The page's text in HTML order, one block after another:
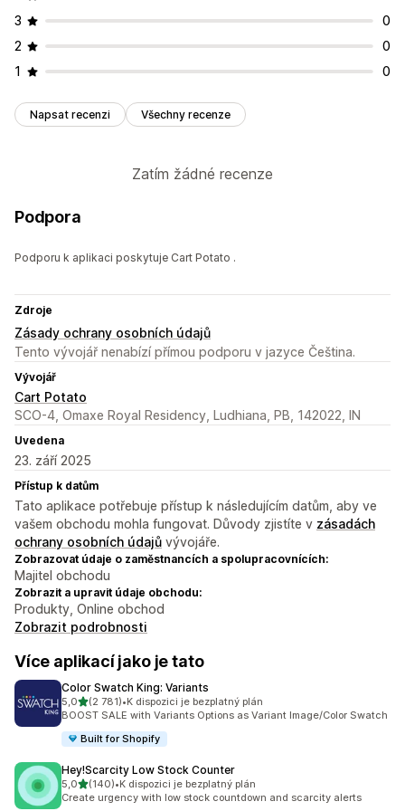
3
0
2
0
1
0
Napsat recenzi Všechny recenze
Zatím žádné recenze
Podpora
Podporu k aplikaci poskytuje Cart Potato .
Zdroje
Zásady ochrany osobních údajů
Tento vývojář nenabízí přímou podporu v jazyce Čeština.
Vývojář
Cart Potato
SCO-4, Omaxe Royal Residency, Ludhiana, PB, 142022, IN
Uvedena
23. září 2025
Přístup k datům
Tato aplikace potřebuje přístup k následujícím datům, aby ve
vašem obchodu mohla fungovat. Důvody zjistíte v zásadách
ochrany osobních údajů vývojáře.
Zobrazovat údaje o zaměstnancích a spolupracovnících:
Majitel obchodu
Zobrazit a upravit údaje obchodu:
Produkty, Online obchod
Zobrazit podrobnosti
Více aplikací jako je tato
Color Swatch King: Variants
5,0z 5 hvězd
(2 781)
Celkový počet recenzí: 2781
•K dispozici je bezplatný plán
BOOST SALE with Variants Options as Variant Image/Color Swatch
Built for Shopify
Hey!Scarcity Low Stock Counter
5,0z 5 hvězd
(140)
Celkový počet recenzí: 140
•K dispozici je bezplatný plán
Create urgency with low stock countdown and scarcity alerts